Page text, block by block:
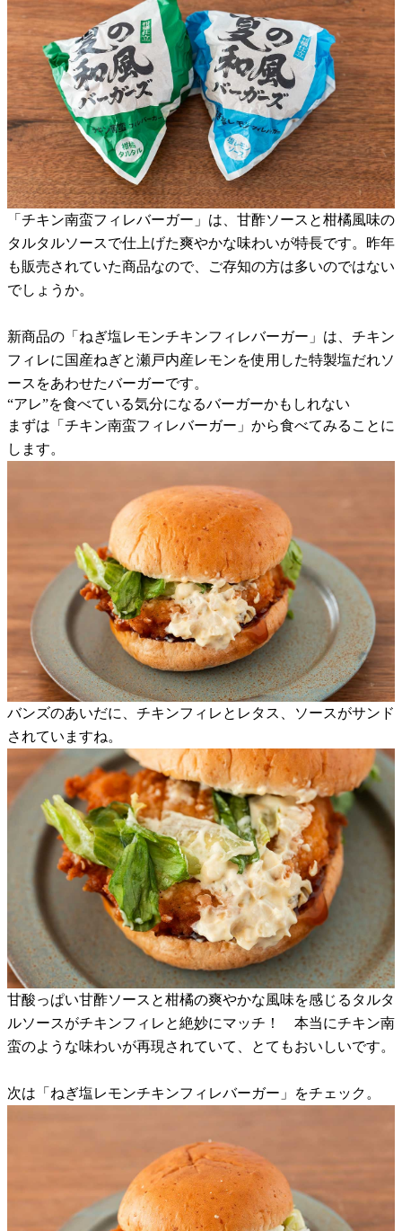
「チキン南蛮フィレバーガー」は、甘酢ソースと柑橘風味の
タルタルソースで仕上げた爽やかな味わいが特長です。昨年
も販売されていた商品なので、ご存知の方は多いのではない
でしょうか。
新商品の「ねぎ塩レモンチキンフィレバーガー」は、チキン
フィレに国産ねぎと瀬戸内産レモンを使用した特製塩だれソ
ースをあわせたバーガーです。
“アレ”を食べている気分になるバーガーかもしれない
まずは「チキン南蛮フィレバーガー」から食べてみることに
します。
バンズのあいだに、チキンフィレとレタス、ソースがサンド
されていますね。
甘酸っぱい甘酢ソースと柑橘の爽やかな風味を感じるタルタ
ルソースがチキンフィレと絶妙にマッチ！ 本当にチキン南
蛮のような味わいが再現されていて、とてもおいしいです。
次は「ねぎ塩レモンチキンフィレバーガー」をチェック。